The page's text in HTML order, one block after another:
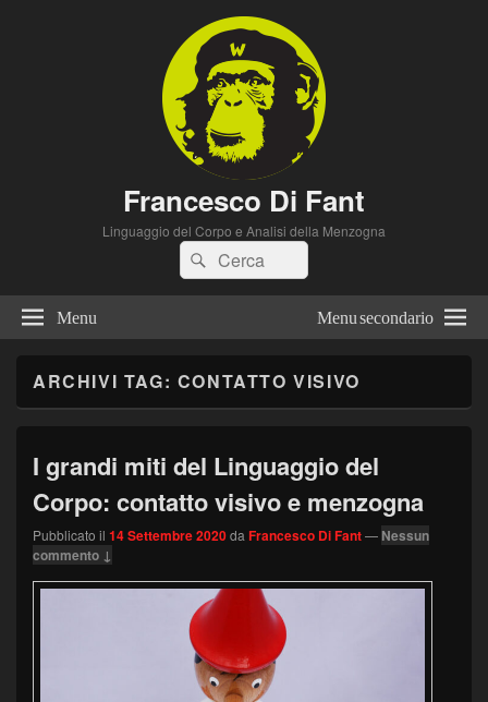
Francesco Di Fant
Linguaggio del Corpo e Analisi della Menzogna
Cerca:Cerca
Menu Menu secondario
ARCHIVI TAG: CONTATTO VISIVO
I grandi miti del Linguaggio del
Corpo: contatto visivo e menzogna
Pubblicato il 14 Settembre 2020da Francesco Di Fant— Nessun
commento ↓